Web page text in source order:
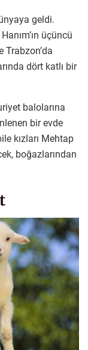
geldi.
üçüncü
Trabzon’da
dört katlı bir
balolarına
bir evde
kızları Mehtap
boğazlarından